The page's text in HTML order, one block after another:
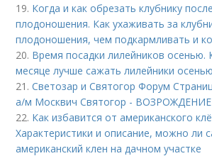
19. Когда и как обрезать клубнику
плодоношения. Как ухаживать за
плодоношения, чем подкармливать и
20. Время посадки лилейников осенью.
месяце лучше сажать лилейники осенью
21.Светозар и Святогор Форум
а/м Москвич Святогор -
22. Как избавится от американского
Характеристики и описание, можно ли
американский клен на дачном участке